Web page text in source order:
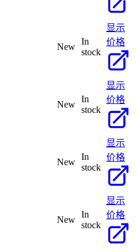
New
In
stock
显示
价格
New
In
stock
显示
价格
New
In
stock
显示
价格
New
In
stock
显示
价格